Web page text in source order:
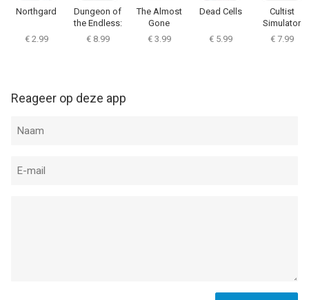
Northgard
€ 2.99
Dungeon of
the Endless:
Apogee
€ 8.99
The Almost
Gone
€ 3.99
Dead Cells
€ 5.99
Cultist
Simulator
€ 7.99
Reageer op deze app